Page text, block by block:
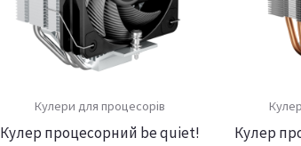
Кулери для процесорів
Кулер процесорний be quiet!
Кулер